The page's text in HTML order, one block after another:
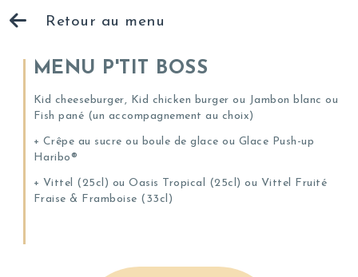
Retour au menu
MENU P'TIT BOSS
Kid cheeseburger, Kid chicken burger ou Jambon blanc ou
Fish pané (un accompagnement au choix)
+ Crêpe au sucre ou boule de glace ou Glace Push-up
Haribo®
+ Vittel (25cl) ou Oasis Tropical (25cl) ou Vittel Fruité
Fraise & Framboise (33cl)